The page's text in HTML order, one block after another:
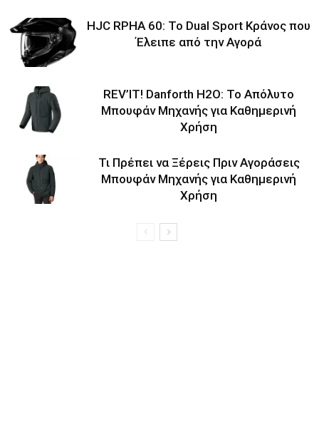
HJC RPHA 60: Το Dual Sport Κράνος που
Έλειπε από την Αγορά
REV’IT! Danforth H2O: Το Απόλυτο
Μπουφάν Μηχανής για Καθημερινή
Χρήση
Τι Πρέπει να Ξέρεις Πριν Αγοράσεις
Μπουφάν Μηχανής για Καθημερινή
Χρήση